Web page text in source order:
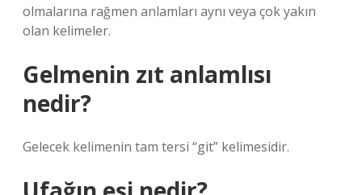
olmalarına rağmen anlamları aynı veya çok yakın
olan kelimeler.
Gelmenin zıt anlamlısı
nedir?
Gelecek kelimenin tam tersi “git” kelimesidir.